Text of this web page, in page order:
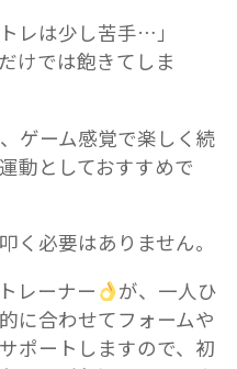
レは少し苦手…」
けでは飽きてしま
ゲーム感覚で楽しく続
動としておすすめで
く必要はありません。
レーナー
が、一人ひ
に合わせてフォームや
ポートしますので、初